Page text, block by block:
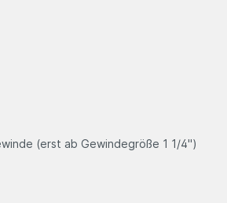
(erst ab Gewindegröße 1 1/4")